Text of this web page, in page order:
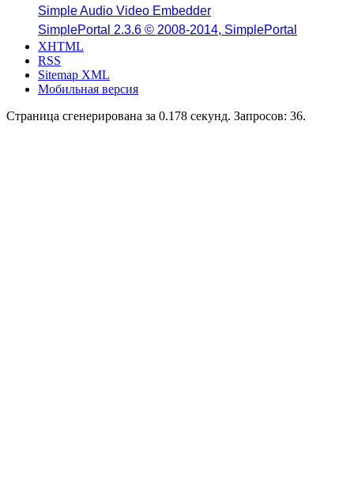
Simple Audio Video Embedder
SimplePortal 2.3.6 © 2008-2014, SimplePortal
XHTML
RSS
Sitemap XML
Мобильная версия
Страница сгенерирована за 0.178 секунд. Запросов: 36.